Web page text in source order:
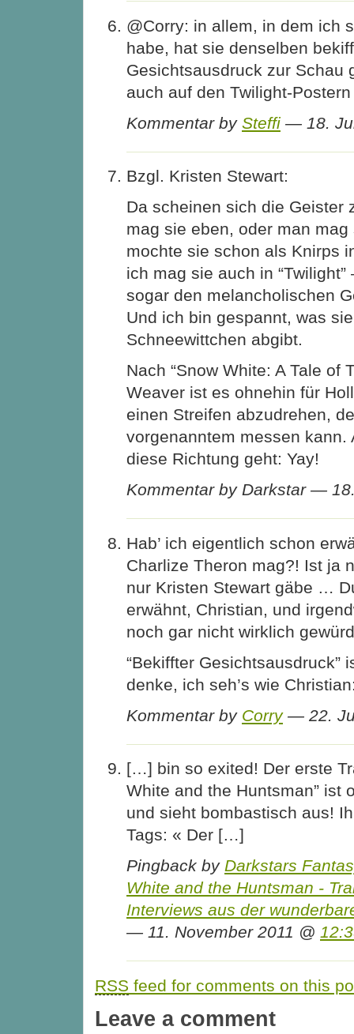
@Corry: in allem, in dem ich
habe, hat sie denselben
Gesichtsausdruck zur Schau
auch auf den Twilight-
Kommentar by Steffi — 18.
Bzgl. Kristen Stewart:
Da scheinen sich die Geister
mag sie eben, oder man
mochte sie schon als Knirps
ich mag sie auch in
sogar den melancholischen
Und ich bin gespannt, was
Schneewittchen abgibt.
Nach “Snow White: A Tale of
Weaver ist es ohnehin für
einen Streifen abzudrehen,
vorgenanntem messen kann.
diese Richtung geht: Yay!
Kommentar by Darkstar —
Hab’ ich eigentlich schon
Charlize Theron mag?! Ist ja
nur Kristen Stewart gäbe …
erwähnt, Christian, und
noch gar nicht wirklich
“Bekiffter Gesichtsausdruck”
denke, ich seh’s wie
Kommentar by Corry— 22.
[…] bin so exited! Der erste
White and the Huntsman” ist
und sieht bombastisch aus!
Tags: « Der […]
Pingback by Darkstars
White and the Huntsman -
Interviews aus der
— 11. November 2011 @
RSS feed for comments on this
Leave a comment